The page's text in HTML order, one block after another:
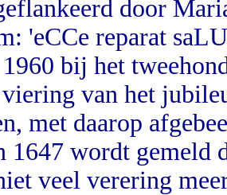
door
'eCCe reparat
bij het
van het
met daarop
1647 wordt
veel verering